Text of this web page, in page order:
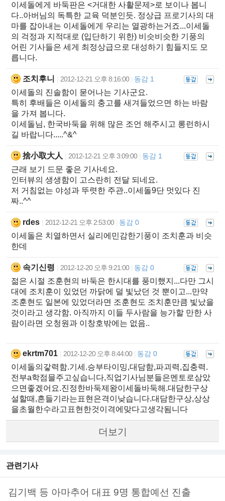
이세돌에게 바둑판은 <거대한 사활문제>로 보이나 봅니
다..아버님의 독특한 교육 덕분인듯. 정상급 프로기사의 대
마를 잡아내는 이세돌에게 우리는 열광하는거죠...이세돌
의 걱정과 지적대로 (입단하기 위한) 비슷비슷한 기풍의
어린 기사들은 세게 최정상급으로 대성하기 힘들지도 모
릅니다.
조치후니 2012-12-21 오후 8:16:00 동감 1
이세돌의 진솔함이 묻어나는 기사군요.
특히 후배들은 이세돌의 충고를 새겨들었으면 하는 바람
을 가져 봅니다.
이세돌님, 한국바둑을 위해 많은 조언 해주시고 롱런하시
길 바랍니다.....^&^
捨小取大人 2012-12-21 오후 3:09:00 동감 1
근래 보기 드문 좋은 기사네요.
인터뷰의 생생함이 고스란히 전달 되네요.
저 거침없는 야성과 뚜렷한 주관..이세돌9단 멋있다 진
짜..^^
rdes 2012-12-21 오후 2:53:00 동감 0
이세돌은 치열하면서 실리에민감한기풍이 조치훈과 비슷
한데
속기신령 2012-12-20 오후 9:21:00 동감 0
젊은 시절 조훈현의 바둑은 한시대를 풍미했지...다만 그시
대에 조치훈이 있었던 까닭에 덜 빛났던 것 뿐이고...만약
조훈현도 일본에 있었더라면 조훈현도 조치훈만큼 빛났을
것이라고 생각함. 아직까지 이들 두사람을 능가할 만한 사
람이라면 오청원과 이창호밖에는 없음..
ekrtm701 2012-12-20 오후 8:44:00 동감 0
이세돌의갛력함.기세.승부타이밍,대담함,파괴력,집충력.
전부a학점믈주고싶습니다,직업기사님분들은멘토로삼았
으면좋겠어요.진정한바둑제왕이세돌바둑해.대담한구상
설할때,흔들기라는표현은격이낮습니다.대담한구상,상상
을초월한수라고표현한것이격에맞다고생각됨니다
더보기
관련기사
김기백 등 아마추어 대표 9명 통합예선 진출